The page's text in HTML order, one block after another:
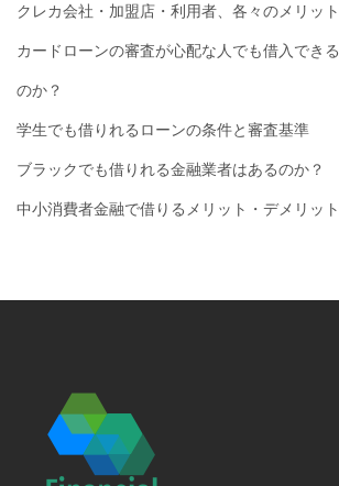
クレカ会社・加盟店・利用者、各々のメリッ
カードローンの審査が心配な人でも借入でき
のか？
学生でも借りれるローンの条件と審査基準
ブラックでも借りれる金融業者はあるのか？
中小消費者金融で借りるメリット・デメリッ